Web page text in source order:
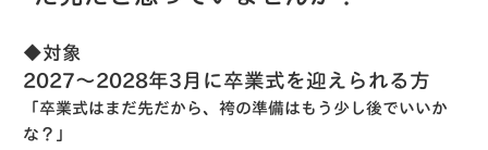
◆対象
2027〜2028年3月に卒業式を迎えられる方
「卒業式はまだ先だから、袴の準備はもう少し後でいいか
な？」